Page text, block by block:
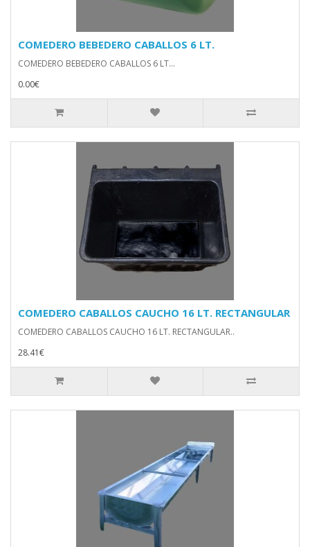
COMEDERO BEBEDERO CABALLOS 6 LT.
COMEDERO BEBEDERO CABALLOS 6 LT...
0.00€
COMEDERO CABALLOS CAUCHO 16 LT. RECTANGULAR
COMEDERO CABALLOS CAUCHO 16 LT. RECTANGULAR..
28.41€